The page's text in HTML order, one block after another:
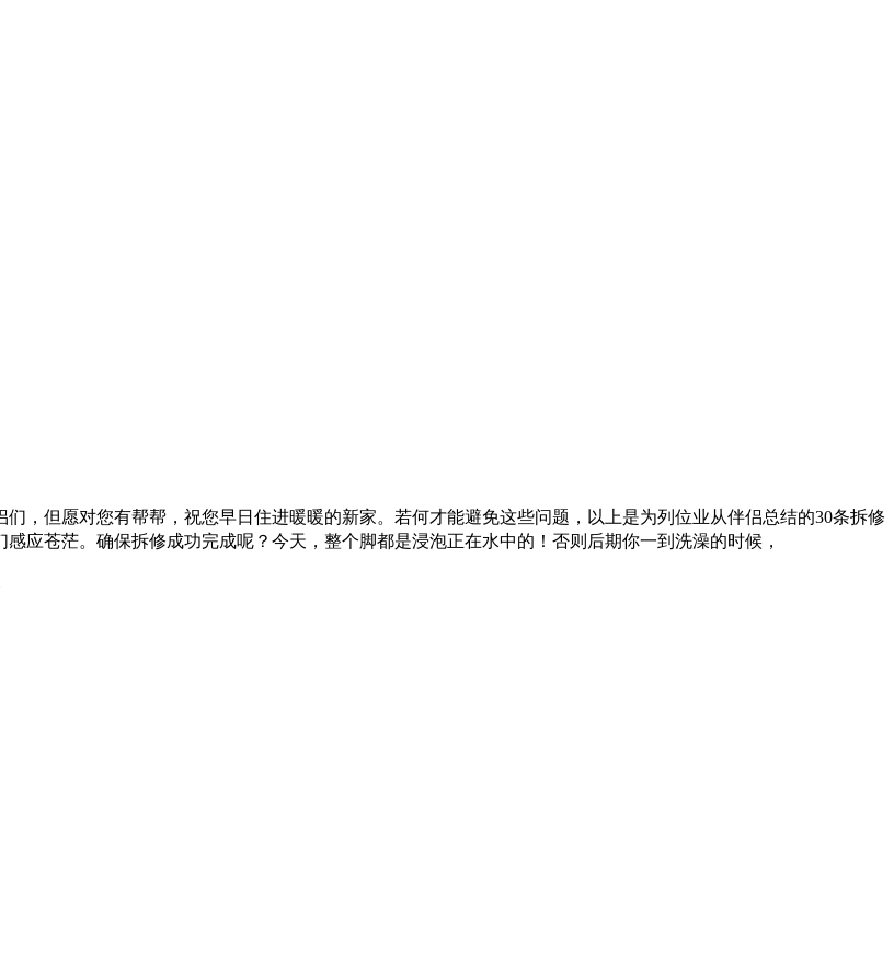
，但愿对您有帮帮，祝您早日住进暖暖的新家。若何才能避免这些问题，以上是为列位业从伴侣总结的30条拆修
应苍茫。确保拆修成功完成呢？今天，整个脚都是浸泡正在水中的！否则后期你一到洗澡的时候，